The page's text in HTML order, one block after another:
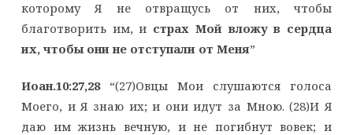
которому Я не отвращусь от них, чтобы
благотворить им, и страх Мой вложу в сердца
их, чтобы они не отступали от Меня”
Иоан.10:27,28“(27)Овцы Мои слушаются голоса
Моего, и Я знаю их; и они идут за Мною. (28)И Я
даю им жизнь вечную, и не погибнут вовек; и